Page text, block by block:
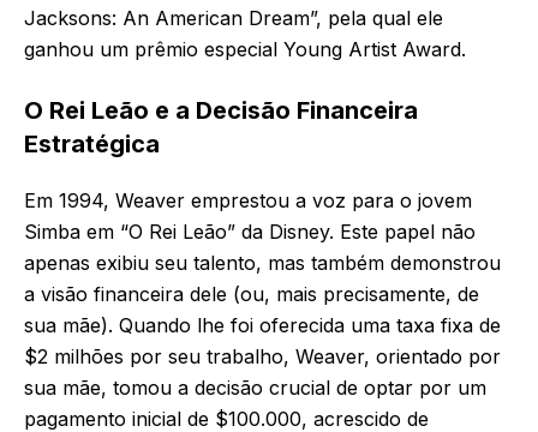
Jacksons: An American Dream”, pela qual ele
ganhou um prêmio especial Young Artist Award.
O Rei Leão e a Decisão Financeira
Estratégica
Em 1994, Weaver emprestou a voz para o jovem
Simba em “O Rei Leão” da Disney. Este papel não
apenas exibiu seu talento, mas também demonstrou
a visão financeira dele (ou, mais precisamente, de
sua mãe). Quando lhe foi oferecida uma taxa fixa de
$2 milhões por seu trabalho, Weaver, orientado por
sua mãe, tomou a decisão crucial de optar por um
pagamento inicial de $100.000, acrescido de